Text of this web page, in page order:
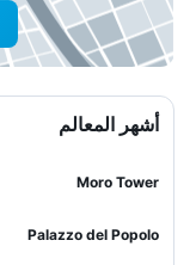
أشهر المعالم
Moro Tower
Palazzo del Popolo